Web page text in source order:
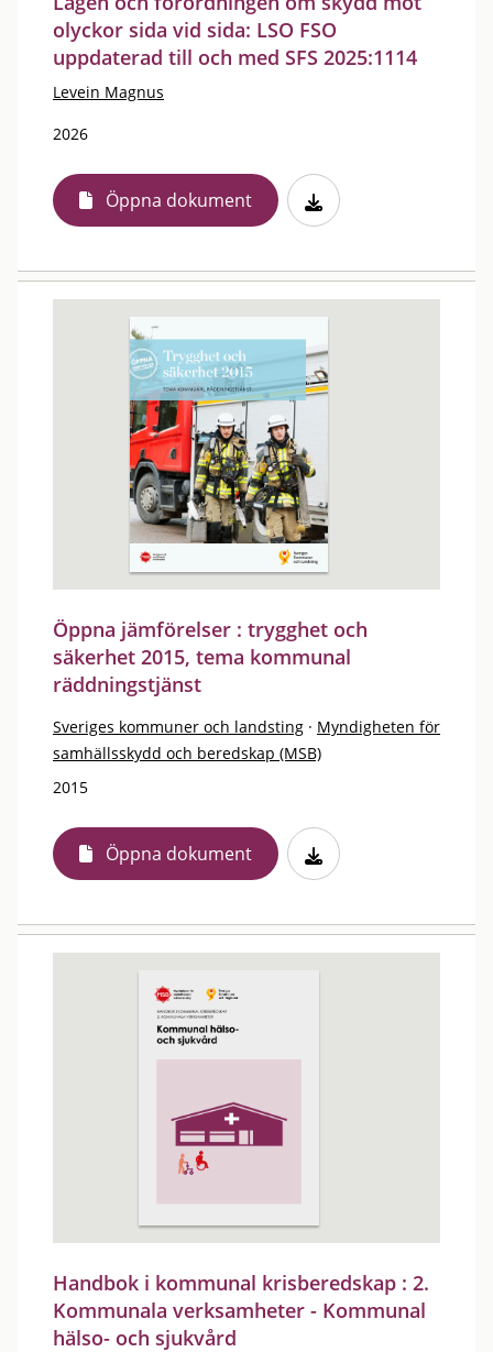
olyckor sida vid sida: LSO FSO
uppdaterad till och med SFS 2025:1114
Levein Magnus
2026
Öppna dokument
Öppna jämförelser : trygghet och
säkerhet 2015, tema kommunal
räddningstjänst
Sveriges kommuner och landsting · Myndigheten för
samhällsskydd och beredskap (MSB)
2015
Öppna dokument
Handbok i kommunal krisberedskap : 2.
Kommunala verksamheter - Kommunal
hälso- och sjukvård